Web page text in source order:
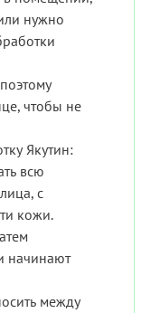
нужно
чтобы не
Якутин:
всю
с
кожи.
начинают
между